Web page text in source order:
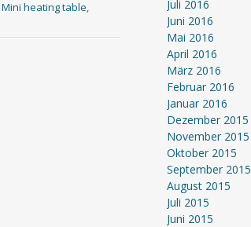
Mini heating table,
Juli 2016
Juni 2016
Mai 2016
April 2016
März 2016
Februar 2016
Januar 2016
Dezember 2015
November 2015
Oktober 2015
September 2015
August 2015
Juli 2015
Juni 2015